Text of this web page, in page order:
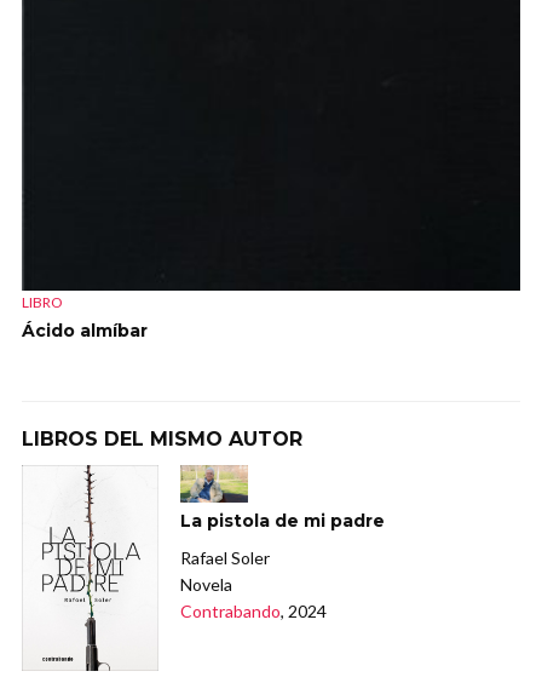
LIBRO
Ácido almíbar
LIBROS DEL MISMO AUTOR
La pistola de mi padre
Rafael Soler
Novela
Contrabando, 2024